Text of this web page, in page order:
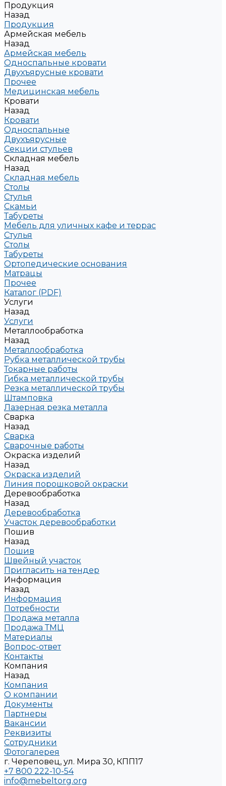
Продукция
Назад
Продукция
Армейская мебель
Назад
Армейская мебель
Односпальные кровати
Двухъярусные кровати
Прочее
Медицинская мебель
Кровати
Назад
Кровати
Односпальные
Двухъярусные
Секции стульев
Складная мебель
Назад
Складная мебель
Столы
Стулья
Скамьи
Табуреты
Мебель для уличных кафе и террас
Стулья
Столы
Табуреты
Ортопедические основания
Матрацы
Прочее
Каталог (PDF)
Услуги
Назад
Услуги
Металлообработка
Назад
Металлообработка
Рубка металлической трубы
Токарные работы
Гибка металлической трубы
Резка металлической трубы
Штамповка
Лазерная резка металла
Сварка
Назад
Сварка
Сварочные работы
Окраска изделий
Назад
Окраска изделий
Линия порошковой окраски
Деревообработка
Назад
Деревообработка
Участок деревообработки
Пошив
Назад
Пошив
Швейный участок
Пригласить на тендер
Информация
Назад
Информация
Потребности
Продажа металла
Продажа ТМЦ
Материалы
Вопрос-ответ
Контакты
Компания
Назад
Компания
О компании
Документы
Партнеры
Вакансии
Реквизиты
Сотрудники
Фотогалерея
г. Череповец, ул. Мира 30, КПП17
+7 800 222-10-54
info@mebeltorg.org